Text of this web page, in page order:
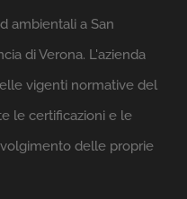
ambientali a San
di Verona. L'azienda
vigenti normative del
le certificazioni e le
delle proprie